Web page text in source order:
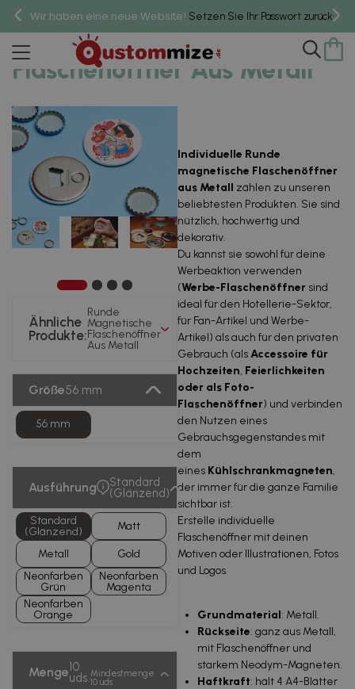
Wir haben eine neue Website! Setzen Sie Ihr Passwort zurück,um
Runde Magnetische
Flaschenöffner Aus Metall
Ähnliche
Produkte:
Runde
Magnetische
Flaschenöffner
Aus Metall
Größe56 mm
56 mm
Ausführung Standard
(Glänzend)
Standard
(Glänzend)
Matt
Metall
Gold
Neonfarben
Grün
Neonfarben
Magenta
Neonfarben
Orange
Menge10
uds.Mindestmenge
10 uds.
Individuelle Runde
magnetische Flaschenöffner
aus Metall zählen zu unseren
beliebtesten Produkten. Sie sind
nützlich, hochwertig und
dekorativ.
Du kannst sie sowohl für deine
Werbeaktion verwenden
(Werbe-Flaschenöffner sind
ideal für den Hotellerie-Sektor,
für Fan-Artikel und Werbe-
Artikel) als auch für den privaten
Gebrauch (alsAccessoire für
Hochzeiten, Feierlichkeiten
oder als Foto-
Flaschenöffner) und verbinden
den Nutzen eines
Gebrauchsgegenstandes mit
dem
eines Kühlschrankmagneten,
der immer für die ganze Familie
sichtbar ist.
Erstelle individuelle
Flaschenöffner mit deinen
Motiven oder Illustrationen, Fotos
und Logos.
Grundmaterial: Metall.
Rückseite: ganz aus Metall,
mit Flaschenöffner und
starkem Neodym-Magneten.
Haftkraft: hält 4 A4-Blätter